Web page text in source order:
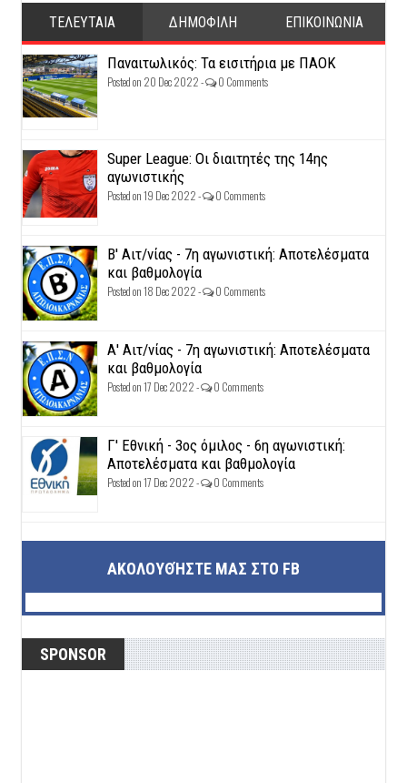
ΤΕΛΕΥΤΑΙΑ ΔΗΜΟΦΙΛΗ ΕΠΙΚΟΙΝΩΝΙΑ
Παναιτωλικός: Τα εισιτήρια με ΠΑΟΚ
Posted on 20 Dec 2022 - 0 Comments
Super League: Οι διαιτητές της 14ης
αγωνιστικής
Posted on 19 Dec 2022 - 0 Comments
Β' Αιτ/νίας - 7η αγωνιστική: Αποτελέσματα
και βαθμολογία
Posted on 18 Dec 2022 - 0 Comments
Α' Αιτ/νίας - 7η αγωνιστική: Αποτελέσματα
και βαθμολογία
Posted on 17 Dec 2022 - 0 Comments
Γ' Εθνική - 3ος όμιλος - 6η αγωνιστική:
Αποτελέσματα και βαθμολογία
Posted on 17 Dec 2022 - 0 Comments
ΑΚΟΛΟΥΘΉΣΤΕ ΜΑΣ ΣΤΟ FB
SPONSOR